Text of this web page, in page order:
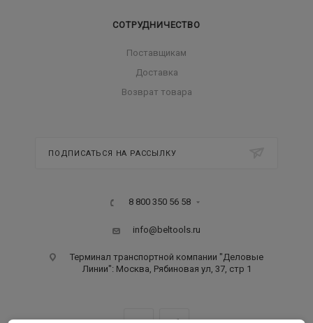
СОТРУДНИЧЕСТВО
Поставщикам
Доставка
Возврат товара
ПОДПИСАТЬСЯ НА РАССЫЛКУ
8 800 350 56 58
info@beltools.ru
Терминал транспортной компании "Деловые
Линии": Москва, Рябиновая ул, 37, стр 1